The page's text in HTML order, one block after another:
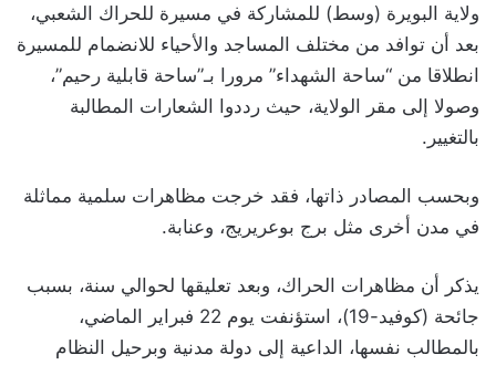
ولاية البويرة (وسط) للمشاركة في مسيرة للحراك الشعبي،
بعد أن توافد من مختلف المساجد والأحياء للانضمام للمسيرة
انطلاقا من “ساحة الشهداء” مرورا بـ”ساحة قابلية رحيم”،
وصولا إلى مقر الولاية، حيث رددوا الشعارات المطالبة
بالتغيير.
وبحسب المصادر ذاتها، فقد خرجت مظاهرات سلمية مماثلة
في مدن أخرى مثل برج بوعريريج، وعنابة.
يذكر أن مظاهرات الحراك، وبعد تعليقها لحوالي سنة، بسبب
جائحة (كوفيد-19)، استؤنفت يوم 22 فبراير الماضي،
بالمطالب نفسها، الداعية إلى دولة مدنية وبرحيل النظام